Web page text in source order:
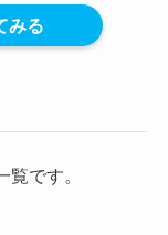
みる
です。